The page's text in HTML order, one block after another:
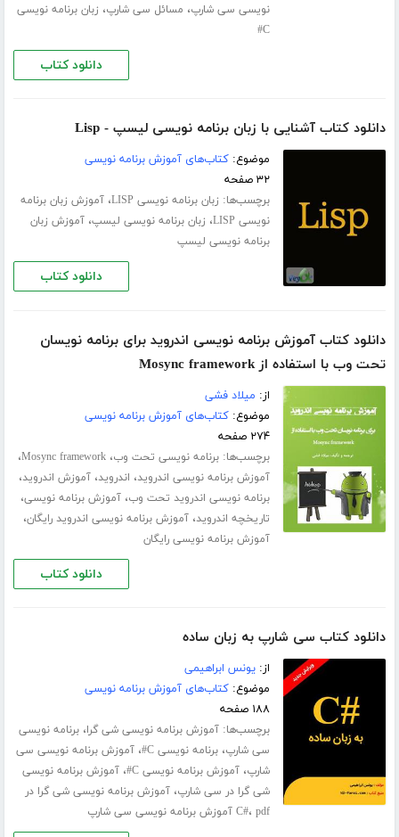
نویسی سی شارپ، مسائل سی شارپ، زبان برنامه نویسی
C#
دانلود کتاب
دانلود کتاب آشنایی با زبان برنامه نویسی لیسپ - Lisp
موضوع:کتاب‌های آموزش برنامه نویسی
۳۲ صفحه
برچسب‌ها: زبان برنامه نویسی LISP ،آموزش زبان برنامه
نویسی LISP
، زبان برنامه نویسی لیسپ،آموزش زبان
برنامه نویسی لیسپ
دانلود کتاب
دانلود کتاب آموزش برنامه نویسی اندروید برای برنامه نویسان
تحت وب با استفاده از Mosync framework
از: میلاد فشی
موضوع:کتاب‌های آموزش برنامه نویسی
۲۷۴ صفحه
برچسب‌ها:برنامه نویسی تحت وب،Mosync framework،
آموزش برنامه نویسی اندروید، اندروید،آموزش اندروید،
برنامه نویسی اندروید تحت وب،آموزش برنامه نویسی،
تاریخچه اندروید،آموزش برنامه نویسی اندروید رایگان،
آموزش برنامه نویسی رایگان
دانلود کتاب
دانلود کتاب سی شارپ به زبان ساده
از:یونس ابراهیمی
موضوع:کتاب‌های آموزش برنامه نویسی
۱۸۸ صفحه
برچسب‌ها:آموزش برنامه نویسی شی گرا،برنامه نویسی
سی شارپ،برنامه نویسی C# ،آموزش برنامه نویسی سی
شارپ،آموزش برنامه نویسی C# ،آموزش برنامه نویسی
شی گرا در سی شارپ،آموزش برنامه نویسی شی گرا در
C#، pdf آموزش برنامه نویسی سی شارپ